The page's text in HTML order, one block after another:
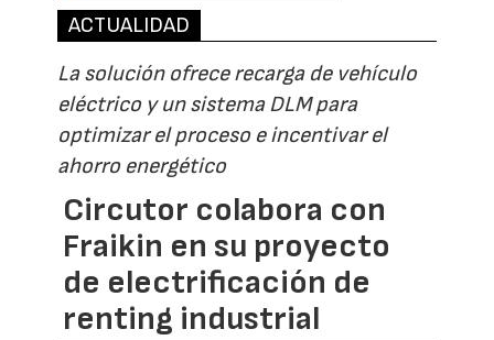
ACTUALIDAD
La solución ofrece recarga de vehículo
eléctrico y un sistema DLM para
optimizar el proceso e incentivar el
ahorro energético
Circutor colabora con
Fraikin en su proyecto
de electrificación de
renting industrial